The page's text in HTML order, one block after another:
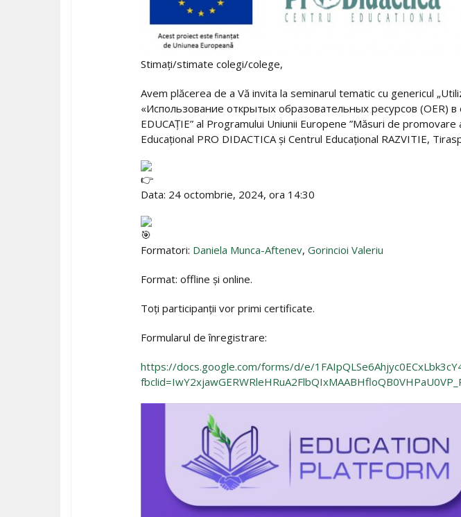
Stimați/stimate colegi/colege,
Avem plăcerea de a Vă invita la seminarul tematic cu genericul
«Использование открытых образовательных ресурсов (OER)
EDUCAȚIE” al Programului Uniunii Europene ”Măsuri de
Educațional PRO DIDACTICA și Centrul Educațional RAZVITIE,
Data: 24 octombrie, 2024, ora 14:30
Formatori: Daniela Munca-Aftenev, Gorincioi Valeriu
Format: offline și online.
Toți participanții vor primi certificate.
Formularul de înregistrare:
https://docs.google.com/forms/d/e/